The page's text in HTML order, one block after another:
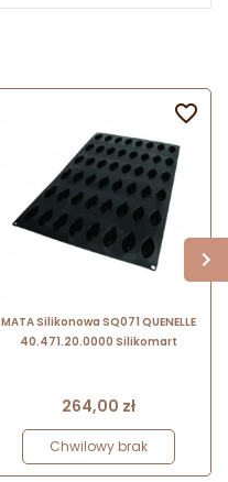
MATA Silikonowa SQ071 QUENELLE
40.471.20.0000 Silikomart
Cena
264,00 zł
Chwilowy brak
